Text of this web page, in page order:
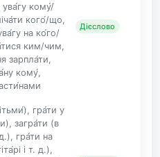
ува́гу кому́/
кого́/що,
на ко́го/
ким/чим,
зарпла́ти,
кому́,
Дієслово
гра́ти у
загра́ти (в
гра́ти на
і т. д.),